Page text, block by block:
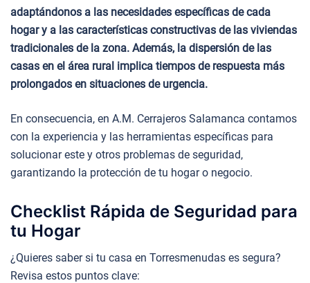
adaptándonos a las necesidades específicas de cada
hogar y a las características constructivas de las viviendas
tradicionales de la zona. Además, la dispersión de las
casas en el área rural implica tiempos de respuesta más
prolongados en situaciones de urgencia.
En consecuencia, en A.M. Cerrajeros Salamanca contamos
con la experiencia y las herramientas específicas para
solucionar este y otros problemas de seguridad,
garantizando la protección de tu hogar o negocio.
Checklist Rápida de Seguridad para
tu Hogar
¿Quieres saber si tu casa en Torresmenudas es segura?
Revisa estos puntos clave: